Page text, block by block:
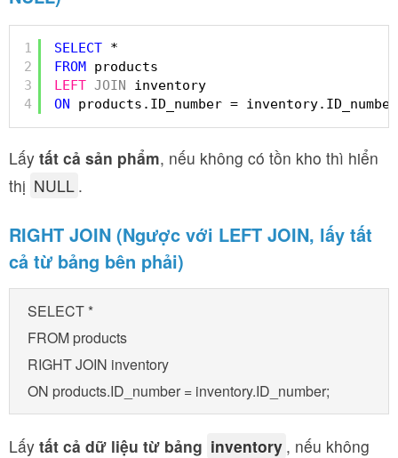
1
2
3
4
SELECT *
FROM products
LEFT JOIN
inventory
ON
products.ID_number =
Lấy tất cả sản phẩm, nếu không có tồn kho thì hiển
thị NULL .
RIGHT JOIN (Ngược với LEFT JOIN, lấy tất
cả từ bảng bên phải)
SELECT *
FROM products
RIGHT JOIN inventory
Lấy tất cả dữ liệu từ bảng inventory , nếu không